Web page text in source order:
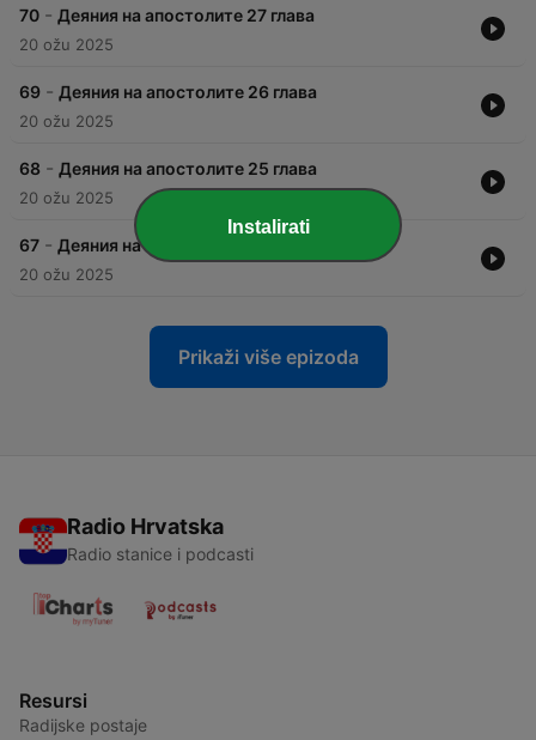
70 - Деяния на апостолите 27 глава
20 ožu 2025
69 - Деяния на апостолите 26 глава
20 ožu 2025
68 - Деяния на апостолите 25 глава
20 ožu 2025
67 - Деяния на апостолите 24 глава
20 ožu 2025
Prikaži više epizoda
Radio Hrvatska
Radio stanice i podcasti
Resursi
Radijske postaje
Instalirati